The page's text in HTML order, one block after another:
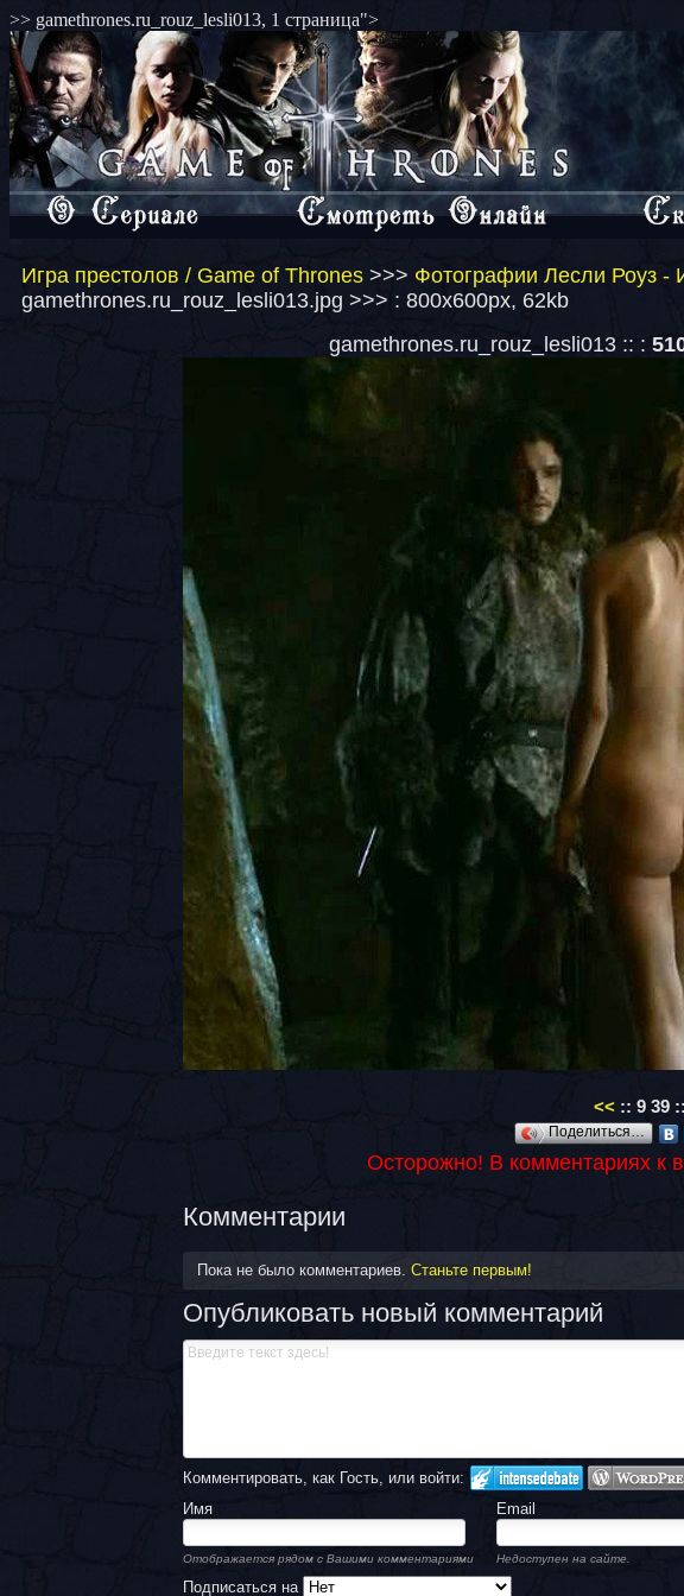
>> gamethrones.ru_rouz_lesli013, 1 страница">
Игра престолов / Game of Thrones >>> Фотографии Лесли Роуз -
gamethrones.ru_rouz_lesli013.jpg >>> : 800x600px, 62kb
gamethrones.ru_rouz_lesli013 :: :
<< :: 9 39 ::
Поделиться…
Осторожно! В комментариях к
Комментарии
Пока не было комментариев. Станьте первым!
Опубликовать новый комментарий
Комментировать, как Гость, или войти:
Имя
Email
Отображается рядом с Вашими комментариями Недоступен на сайте.
Подписаться на